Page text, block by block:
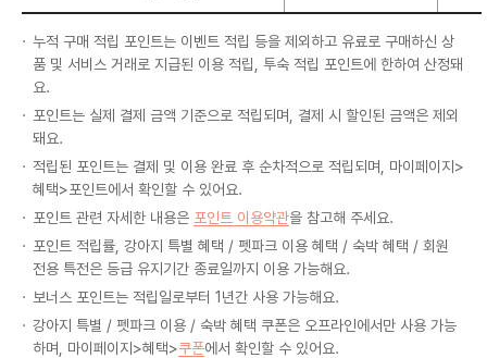
누적 구매 적립 포인트는 이벤트 적립 등을 제외하고 유료로 구매하신 상
품 및 서비스 거래로 지급된 이용 적립, 투숙 적립 포인트에 한하여 산정돼
요.
포인트는 실제 결제 금액 기준으로 적립되며, 결제 시 할인된 금액은 제외
돼요.
적립된 포인트는 결제 및 이용 완료 후 순차적으로 적립되며, 마이페이지>
혜택>포인트에서 확인할 수 있어요.
포인트 관련 자세한 내용은 포인트 이용약관을 참고해 주세요.
포인트 적립률, 강아지 특별 혜택 / 펫파크 이용 혜택 / 숙박 혜택 / 회원
전용 특전은 등급 유지기간 종료일까지 이용 가능해요.
보너스 포인트는 적립일로부터 1년간 사용 가능해요.
강아지 특별 / 펫파크 이용 / 숙박 혜택 쿠폰은 오프라인에서만 사용 가능
하며, 마이페이지>혜택>쿠폰에서 확인할 수 있어요.